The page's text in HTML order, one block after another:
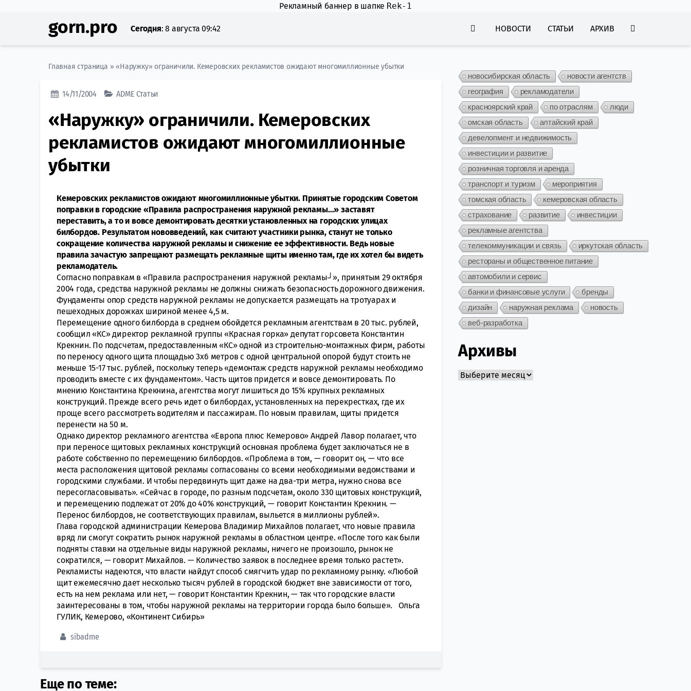
Рекламный баннер в шапке Rek-1
gorn.pro Сегодня: 8 августа 09:42 НОВОСТИ СТАТЬИ АРХИВ
Главная страница » «Наружку» ограничили. Кемеровских рекламистов ожидают многомиллионные убытки
14/11/2004 ADME Статьи
«Наружку» ограничили. Кемеровских
рекламистов ожидают многомиллионные
убытки
Кемеровских рекламистов ожидают многомиллионные убытки. Принятые городским Советом
поправки в городские «Правила распространения наружной рекламы…» заставят
переставить, а то и вовсе демонтировать десятки установленных на городских улицах
билбордов. Результатом нововведений, как считают участники рынка, станут не только
сокращение количества наружной рекламы и снижение ее эффективности. Ведь новые
правила зачастую запрещают размещать рекламные щиты именно там, где их хотел бы видеть
рекламодатель.
Согласно поправкам в «Правила распространения наружной рекламы┘», принятым 29 октября
2004 года, средства наружной рекламы не должны снижать безопасность дорожного движения.
Фундаменты опор средств наружной рекламы не допускается размещать на тротуарах и
пешеходных дорожках шириной менее 4,5 м.
Перемещение одного билборда в среднем обойдется рекламным агентствам в 20 тыс. рублей,
сообщил «КС» директор рекламной группы «Красная горка» депутат горсовета Константин
Крекнин. По подсчетам, предоставленным «КС» одной из строительно-монтажных фирм, работы
по переносу одного щита площадью 3х6 метров с одной центральной опорой будут стоить не
меньше 15-17 тыс. рублей, поскольку теперь «демонтаж средств наружной рекламы необходимо
проводить вместе с их фундаментом». Часть щитов придется и вовсе демонтировать. По
мнению Константина Крекнина, агентства могут лишиться до 15% крупных рекламных
конструкций. Прежде всего речь идет о билбордах, установленных на перекрестках, где их
проще всего рассмотреть водителям и пассажирам. По новым правилам, щиты придется
перенести на 50 м.
Однако директор рекламного агентства «Европа плюс Кемерово» Андрей Лавор полагает, что
при переносе щитовых рекламных конструкций основная проблема будет заключаться не в
работе собственно по перемещению билбордов. «Проблема в том, — говорит он, — что все
места расположения щитовой рекламы согласованы со всеми необходимыми ведомствами и
городскими службами. И чтобы передвинуть щит даже на два-три метра, нужно снова все
пересогласовывать». «Сейчас в городе, по разным подсчетам, около 330 щитовых конструкций,
и перемещению подлежат от 20% до 40% конструкций, — говорит Константин Крекнин. —
Перенос билбордов, не соответствующих правилам, выльется в миллионы рублей».
Глава городской администрации Кемерова Владимир Михайлов полагает, что новые правила
вряд ли смогут сократить рынок наружной рекламы в областном центре. «После того как были
подняты ставки на отдельные виды наружной рекламы, ничего не произошло, рынок не
сократился, — говорит Михайлов. — Количество заявок в последнее время только растет».
Рекламисты надеются, что власти найдут способ смягчить удар по рекламному рынку. «Любой
щит ежемесячно дает несколько тысяч рублей в городской бюджет вне зависимости от того,
есть на нем реклама или нет, — говорит Константин Крекнин, — так что городские власти
заинтересованы в том, чтобы наружной рекламы на территории города было больше». Ольга
ГУЛИК, Кемерово, «Континент Сибирь»
sibadme
Еще по теме:
новосибирская область
новости агентств
география
рекламодатели
красноярский край
по отраслям
люди
омская область
алтайский край
девелопмент и недвижимость
инвестиции и развитие
розничная торговля и аренда
транспорт и туризм
мероприятия
томская область
кемеровская область
страхование
развитие
инвестиции
рекламные агентства
телекоммуникации и связь
иркутская область
рестораны и общественное питание
автомобили и сервис
банки и финансовые услуги
бренды
дизайн
наружная реклама
новость
веб-разработка
Архивы
Архивы